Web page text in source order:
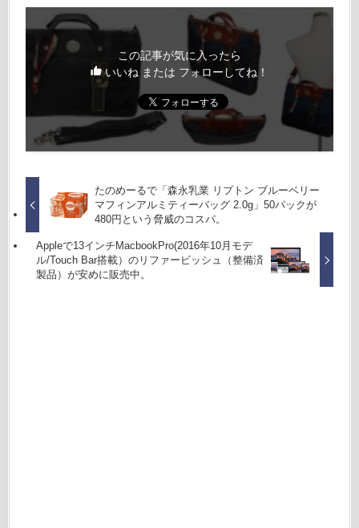
この記事が気に入ったら
いいね または フォローしてね！
たのめーるで「森永乳業 リプトン ブルーベリー
マフィンアルミティーバッグ 2.0g」50パックが
480円という脅威のコスパ。
Appleで13インチMacbookPro(2016年10月モデ
ル/Touch Bar搭載）のリファービッシュ（整備済
製品）が安めに販売中。